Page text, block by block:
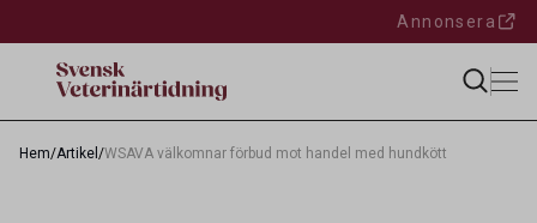
Annonsera
Hem/Artikel /WSAVA välkomnar förbud mot handel med hundkött